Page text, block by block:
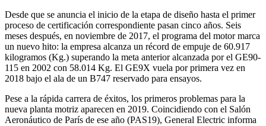
Desde que se anuncia el inicio de la etapa de diseño hasta el primer
proceso de certificación correspondiente pasan cinco años. Seis
meses después, en noviembre de 2017, el programa del motor marca
un nuevo hito: la empresa alcanza un récord de empuje de 60.917
kilogramos (Kg.) superando la meta anterior alcanzada por el GE90-
115 en 2002 con 58.014 Kg. El GE9X vuela por primera vez en
2018 bajo el ala de un B747 reservado para ensayos.
Pese a la rápida carrera de éxitos, los primeros problemas para la
nueva planta motriz aparecen en 2019. Coincidiendo con el Salón
Aeronáutico de París de ese año (PAS19), General Electric informa